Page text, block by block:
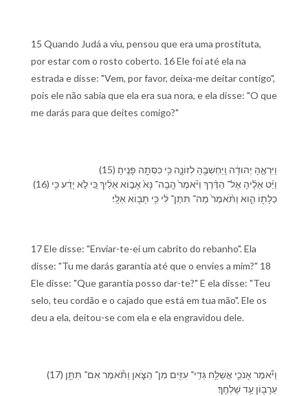
15 Quando Judá a viu, pensou que era uma prostituta,
por estar com o rosto coberto. 16 Ele foi até ela na
estrada e disse: "Vem, por favor, deixa-me deitar contigo",
pois ele não sabia que ela era sua nora, e ela disse: "O que
me darás para que deites comigo?"
(15) וַ⁠יִּרְאֶ֣⁠הָ יְהוּדָ֔ה וַֽ⁠יַּחְשְׁבֶ֖⁠הָ לְ⁠זוֹנָ֑ה כִּ֥י כִסְּתָ֖ה פָּנֶֽי⁠הָ׃
(16) וַ⁠יֵּ֨ט אֵלֶ֜י⁠הָ אֶל־ הַ⁠דֶּ֗רֶךְ וַ⁠יֹּ֨אמֶר֙ הָֽבָ⁠ה־ נָּא֙ אָב֣וֹא אֵלַ֔יִ⁠ךְ כִּ֚י לֹ֣א יָדַ֔ע כִּ֥י
כַלָּת֖⁠וֹ הִ֑וא וַ⁠תֹּ֨אמֶר֙ מַה־ תִּתֶּן־ לִּ֔⁠י כִּ֥י תָב֖וֹא אֵלָֽ⁠י׃
17 Ele disse: "Enviar-te-ei um cabrito do rebanho". Ela
disse: "Tu me darás garantia até que o envies a mim?" 18
Ele disse: "Que garantia posso dar-te?" E ela disse: "Teu
selo, teu cordão e o cajado que está em tua mão". Ele os
deu a ela, deitou-se com ela e ela engravidou dele.
(17) וַ⁠יֹּ֕אמֶר אָנֹכִ֛י אֲשַׁלַּ֥ח גְּדִֽי־ עִזִּ֖ים מִן־ הַ⁠צֹּ֑אן וַ⁠תֹּ֕אמֶר אִם־ תִּתֵּ֥ן
עֵרָב֖וֹן עַ֥ד שָׁלְחֶֽ⁠ךָ׃